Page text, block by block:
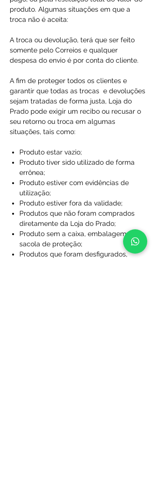
produto. Algumas situações em que a
troca não é aceita:
A troca ou devolução, terá que ser feito
somente pelo Correios e qualquer
despesa do envio é por conta do cliente.
A fim de proteger todos os clientes e
garantir que todas as trocas e devoluções
sejam tratadas de forma justa, Loja do
Prado pode exigir um recibo ou recusar o
seu retorno ou troca em algumas
situações, tais como:
Produto estar vazio;
Produto tiver sido utilizado de forma
errônea;
Produto estiver com evidências de
utilização;
Produto estiver fora da validade;
Produtos que não foram comprados
diretamente da Loja do Prado;
Produto sem a caixa, embalagem ou
sacola de proteção;
Produtos que foram desfigurados,